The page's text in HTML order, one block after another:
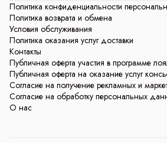
Политика конфиденциальности
Политика возврата и обмена
Условия обслуживания
Политика оказания услуг доставки
Контакты
Публичная оферта участия в программе
Публичная оферта на оказание услуг
Согласие на получение рекламных и
Согласие на обработку персональных
О нас